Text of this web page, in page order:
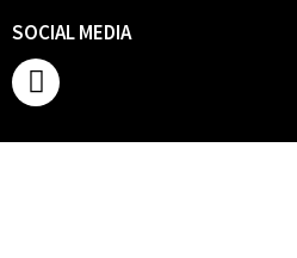
SOCIAL MEDIA